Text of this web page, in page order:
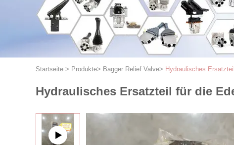
Startseite > Produkte> Bagger Relief Valve> Hydraulisches
Hydraulisches Ersatzteil für die